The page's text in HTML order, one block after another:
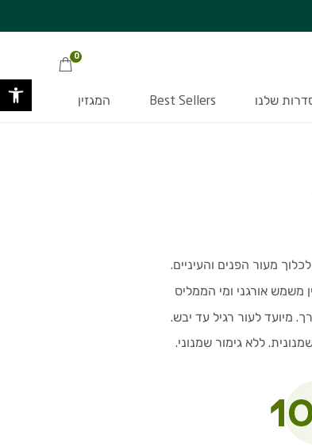
0
שלנו Best Sellers המגזין
מעור הפנים והעיניים.
משמש אורגני ומי הממליס
מיועד לעור רגיל עד יבש.
ללא גימור שמנוני.